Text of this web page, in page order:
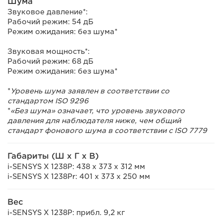
Звуковое давление*:
Рабочий режим: 54 дБ
Режим ожидания: без шума*
Звуковая мощность*:
Рабочий режим: 68 дБ
Режим ожидания: без шума*
*Уровень шума заявлен в соответствии со
стандартом ISO 9296
*«Без шума» означает, что уровень звукового
давления для наблюдателя ниже, чем общий
стандарт фонового шума в соответствии с ISO 7779
Габариты (Ш x Г x В)
i-SENSYS X 1238P: 438 x 373 x 312 мм
i-SENSYS X 1238Pr: 401 x 373 x 250 мм
Вес
i-SENSYS X 1238P: прибл. 9,2 кг